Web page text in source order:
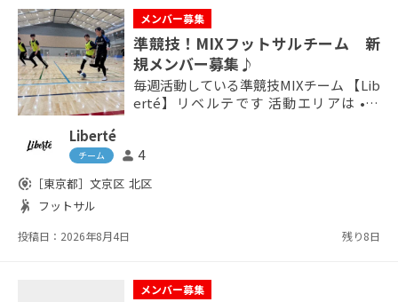
メンバー募集
準競技！MIXフットサルチーム 新
規メンバー募集♪
毎週活動している準競技MIXチーム 【Lib
erté】リベルテです 活動エリアは •北
は夜間） チームのレベルは男性はサッカ
ー経験者のみですので競技レベルとは言
えませんが、中級だとは思います 定期的
Liberté
チーム person 4
share_location ［東京都］ 文京区 北区
sports_handball フットサル
投稿日：2026年8月4日 残り8日
メンバー募集